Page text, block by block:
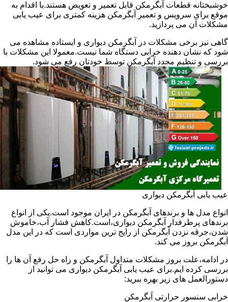
خوشبختانه قطعات آبگرمکن قابل تعمیر و تعویض هستند.با اقدام به
موقع برای سرویس و تعمیر آبگرمکن هزینه کمتری برای عیب یابی
مشکلات آن می پردازید.
گاهی نیز برخی مشکلات در آبگرمکن دیواری و ایستاده مشاهده می
شود که نشان دهنده خرابی دستگاه شما نیست.معمولا این مشکلات با
بررسی و تنظیم مجدد آبگرمکن توسط خودتان رفع می شود.
عیب یابی آبگرمکن دیواری
انواع مدل ها و برندهای آبگرمکن در ایران موجود است.یکی از انواع
برندهای پرطرفدار آبگرمکن دیواری،است.کاهش فشار آب،خاموش
شدن،جرقه نزدن آبگرمکن از رایج ترین مواردی است که در این مدل
آبگرمکن بروز می کند.
در ادامه،علت بروز مشکلات متداول آبگرمکن و راه حل رفع آن ها را
بررسی کرده ایم.برای عیب یابی آبگرمکن دیواری می توانید از
دستورالعمل های زیر بهره ببرید:
خرابی سنسور حرارتی آبگرمکن